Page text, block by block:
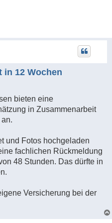
in 12 Wochen
bieten eine
in Zusammenarbeit
und Fotos hochgeladen
fachlichen Rückmeldung
48 Stunden. Das dürfte in
Versicherung bei der